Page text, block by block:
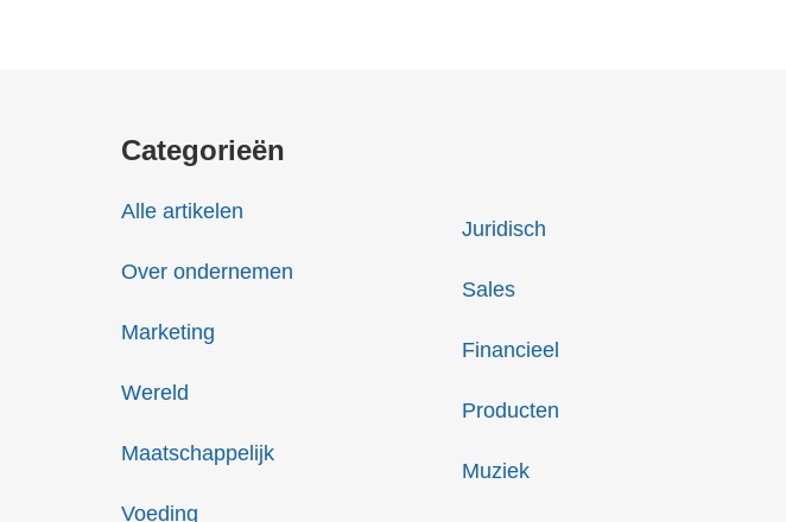
Categorieën
Alle artikelen
Over ondernemen
Marketing
Wereld
Maatschappelijk
Voeding
Juridisch
Sales
Financieel
Producten
Muziek